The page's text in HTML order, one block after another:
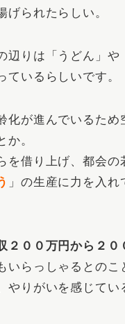
げられたらしい。
辺りは「うどん」や
ているらしいです。
化が進んでいるため
か。
を借り上げ、都会の
」の生産に力を入れ
２００万円から２０
いらっしゃるとのこ
やりがいを感じてい